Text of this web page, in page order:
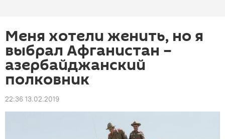
Меня хотели женить, но я
выбрал Афганистан –
азербайджанский
полковник
22:36 13.02.2019